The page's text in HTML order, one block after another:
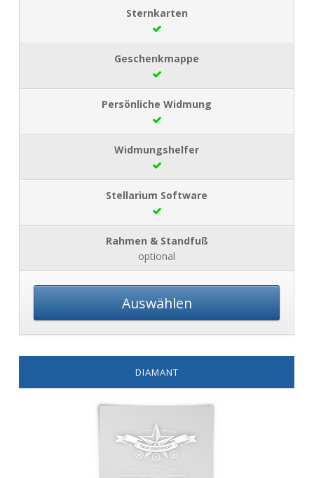
optional
Auswählen
DIAMANT